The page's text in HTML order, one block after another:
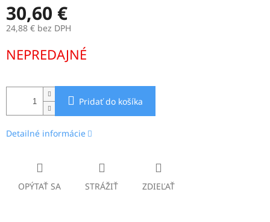
30,60 €
24,88 € bez DPH
cena:
NEPREDAJNÉ
Pridať do košíka
Detailné informácie
OPÝTAŤ SA STRÁŽIŤ ZDIEĽAŤ